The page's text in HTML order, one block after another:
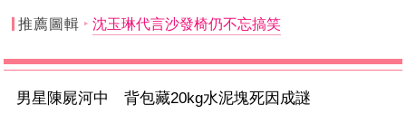
推薦圖輯 沈玉琳代言沙發椅仍不忘搞笑
男星陳屍河中 背包藏20kg水泥塊死因成謎